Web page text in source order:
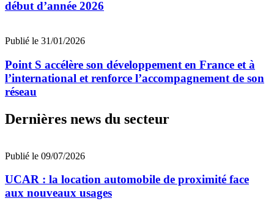
début d’année 2026
Publié le 31/01/2026
Point S accélère son développement en France et à
l’international et renforce l’accompagnement de son
réseau
Dernières news du secteur
Publié le 09/07/2026
UCAR : la location automobile de proximité face
aux nouveaux usages